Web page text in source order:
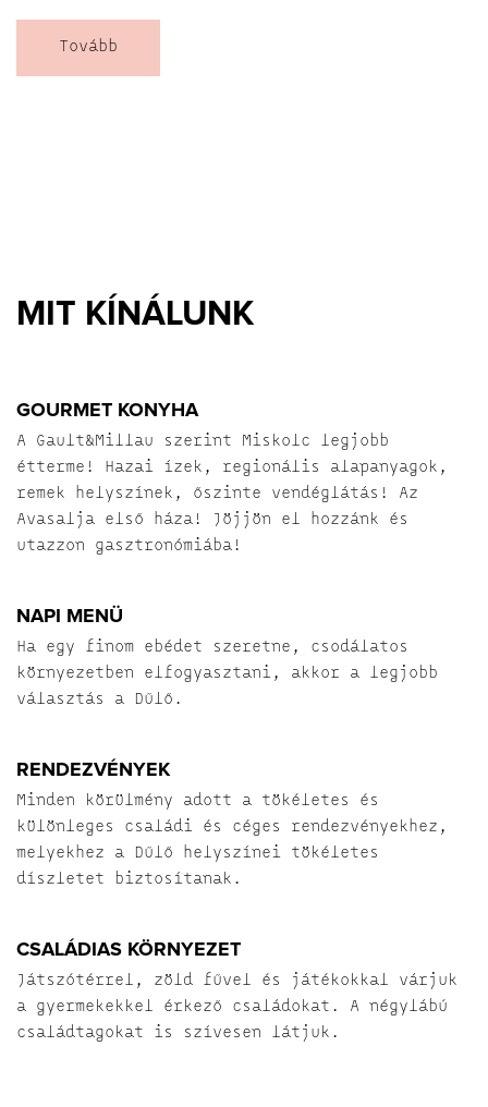
Tovább
MIT KÍNÁLUNK
GOURMET KONYHA
A Gault&Millau szerint Miskolc legjobb
étterme! Hazai ízek, regionális alapanyagok,
remek helyszínek, őszinte vendéglátás! Az
Avasalja első háza! Jöjjön el hozzánk és
utazzon gasztronómiába!
NAPI MENÜ
Ha egy finom ebédet szeretne, csodálatos
környezetben elfogyasztani, akkor a legjobb
választás a Dűlő.
RENDEZVÉNYEK
Minden körülmény adott a tökéletes és
különleges családi és céges rendezvényekhez,
melyekhez a Dűlő helyszínei tökéletes
díszletet biztosítanak.
CSALÁDIAS KÖRNYEZET
Játszótérrel, zöld fűvel és játékokkal várjuk
a gyermekekkel érkező családokat. A négylábú
családtagokat is szívesen látjuk.